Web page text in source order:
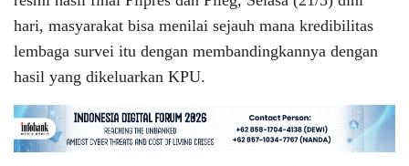
hari, masyarakat bisa menilai sejauh mana kredibilitas
lembaga survei itu dengan membandingkannya dengan
hasil yang dikeluarkan KPU.